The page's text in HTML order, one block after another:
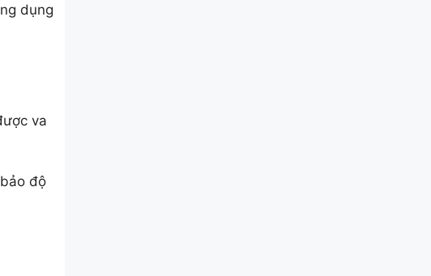
dụng
va
độ